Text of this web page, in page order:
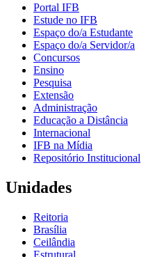
Portal IFB
Estude no IFB
Espaço do/a Estudante
Espaço do/a Servidor/a
Concursos
Ensino
Pesquisa
Extensão
Administração
Educação a Distância
Internacional
IFB na Mídia
Repositório Institucional
Unidades
Reitoria
Brasília
Ceilândia
Estrutural